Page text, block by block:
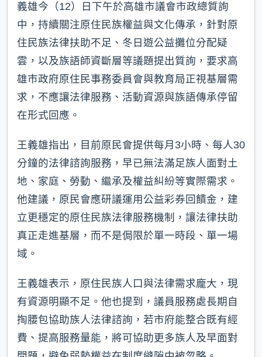
義雄今（12）日下午於高雄市議會市政總質詢
中，持續關注原住民族權益與文化傳承，針對原
住民族法律扶助不足、冬日遊公益攤位分配疑
雲，以及族語師資斷層等議題提出質詢，要求高
雄市政府原住民事務委員會與教育局正視基層需
求，不應讓法律服務、活動資源與族語傳承停留
在形式回應。
王義雄指出，目前原民會提供每月3小時、每人30
分鐘的法律諮詢服務，早已無法滿足族人面對土
地、家庭、勞動、繼承及權益糾紛等實際需求。
他建議，原民會應研議運用公益彩券回饋金，建
立更穩定的原住民族法律服務機制，讓法律扶助
真正走進基層，而不是侷限於單一時段、單一場
域。
王義雄表示，原住民族人口與法律需求龐大，現
有資源明顯不足。他也提到，議員服務處長期自
掏腰包協助族人法律諮詢，若市府能整合既有經
費、提高服務量能，將可協助更多族人及早面對